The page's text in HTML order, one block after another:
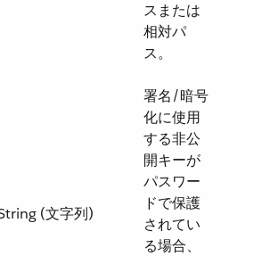
スまたは
相対パ
ス。
(文字列)
署名/暗号
化に使用
する非公
開キーが
パスワー
ドで保護
されてい
る場合、